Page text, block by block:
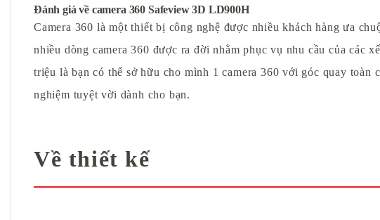
Đánh giá về camera 360 Safeview 3D LD900H
Camera 360 là một thiết bị công nghệ được nhiều khách hàng ưa
nhiều dòng camera 360 được ra đời nhằm phục vụ nhu cầu của
triệu là bạn có thể sở hữu cho mình 1 camera 360 với góc quay
nghiệm tuyệt vời dành cho bạn.
Về thiết kế